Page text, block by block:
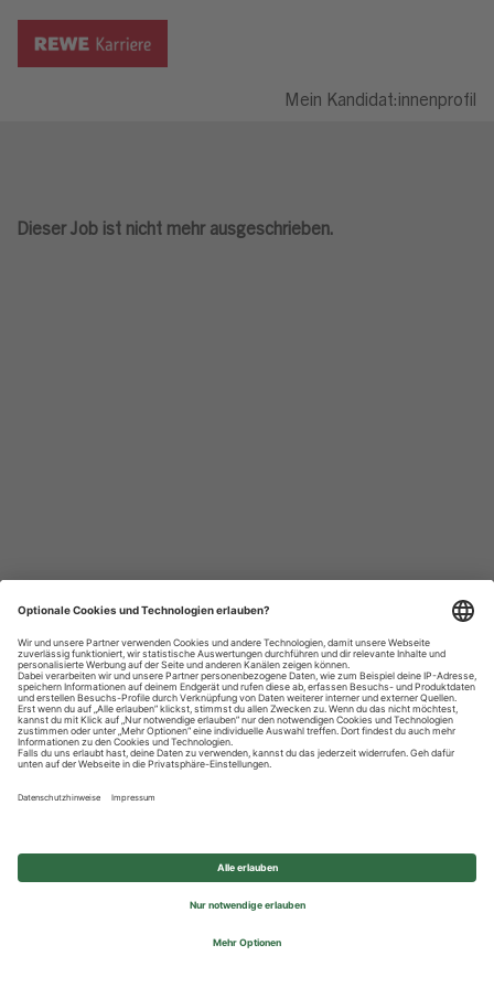
Mein Kandidat:innenprofil
Dieser Job ist nicht mehr ausgeschrieben.
Datenschutzhinweise
Impressum
Privatsphäre-Einstellungen
© 2026 REWE Group - All rights reserved